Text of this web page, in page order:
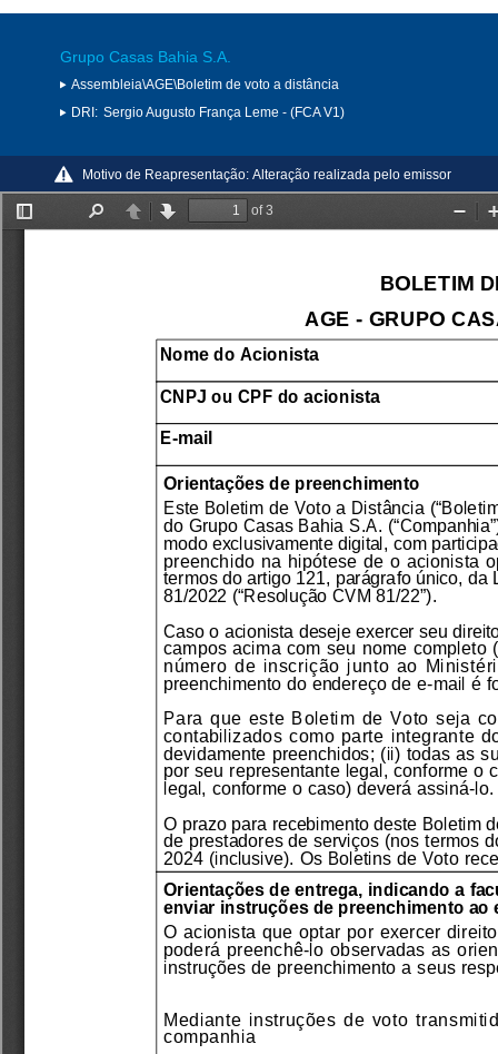
Grupo Casas Bahia S.A.
Assembleia\AGE\Boletim de voto a distância
DRI: Sergio Augusto França Leme - (FCA V1)
Motivo de Reapresentação: Alteração realizada pelo emissor